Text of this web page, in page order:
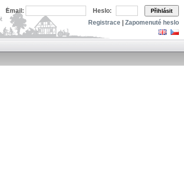
Email: Heslo: Přihlásit
Registrace Zapomenuté heslo